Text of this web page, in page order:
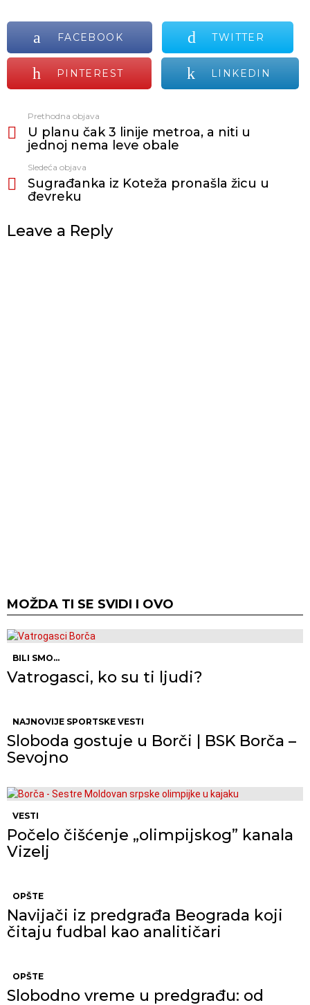
FACEBOOK TWITTER
PINTEREST LINKEDIN
još
Prethodna objava
U planu čak 3 linije metroa, a niti u
jednoj nema leve obale
Sledeća objava
Sugrađanka iz Koteža pronašla žicu u
đevreku
Leave a Reply
MOŽDA TI SE SVIDI I OVO
BILI SMO...
Vatrogasci, ko su ti ljudi?
NAJNOVIJE SPORTSKE VESTI
Sloboda gostuje u Borči | BSK Borča –
Sevojno
VESTI
Počelo čišćenje „olimpijskog” kanala
Vizelj
OPŠTE
Navijači iz predgrađa Beograda koji
čitaju fudbal kao analitičari
OPŠTE
Slobodno vreme u predgrađu: od